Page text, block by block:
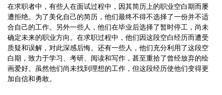
在求职者中，有些人在面试过程中，因其简历上的职业空白期而屡
遭拒绝。为了美化自己的简历，他们最终不得不选择了一份并不适
合自己的工作。另外一些人，他们在毕业后选择了暂时停工，尚未
确定未来的职业方向。在求职过程中，他们因这段空白经历而遭受
质疑和误解，对此深感后悔。还有一些人，他们充分利用了这段空
白期，致力于学习、考研、阅读和写作，甚至重拾了曾经放弃的绘
画爱好。虽然他们尚未找到理想的工作，但这段经历使他们变得更
加自信和勇敢。